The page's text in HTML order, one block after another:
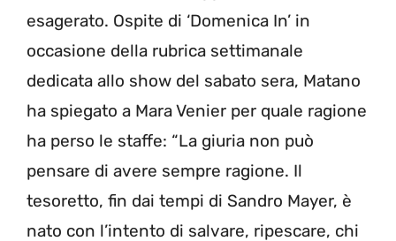
esagerato. Ospite di ‘Domenica In’ in
occasione della rubrica settimanale
dedicata allo show del sabato sera, Matano
ha spiegato a Mara Venier per quale ragione
ha perso le staffe: “La giuria non può
pensare di avere sempre ragione. Il
tesoretto, fin dai tempi di Sandro Mayer, è
nato con l’intento di salvare, ripescare, chi